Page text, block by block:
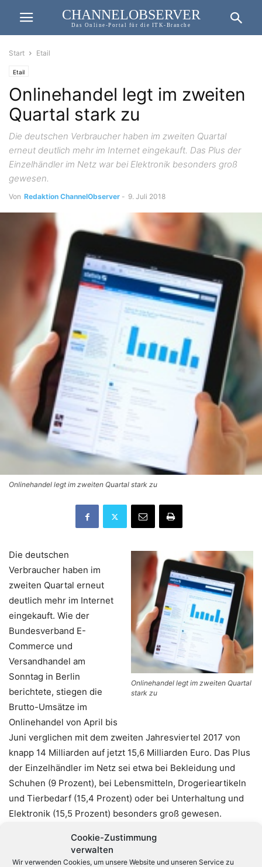
Cookie-Zustimmung
verwalten
Wir verwenden Cookies, um unsere Website und unseren Service zu
CHANNELOBSERVER
Das Online-Portal für die ITK-Branche
Start Etail
Etail
Onlinehandel legt im zweiten
Quartal stark zu
Die deutschen Verbraucher haben im zweiten Quartal
erneut deutlich mehr im Internet eingekauft. Das Plus der
Einzelhändler im Netz war bei Elektronik besonders groß
gewesen.
Von Redaktion ChannelObserver - 9. Juli 2018
Onlinehandel legt im zweiten Quartal stark zu
Onlinehandel legt im zweiten Quartal
stark zu
Die deutschen
Verbraucher haben im
zweiten Quartal erneut
deutlich mehr im Internet
eingekauft. Wie der
Bundesverband E-
Commerce und
Versandhandel am
Sonntag in Berlin
berichtete, stiegen die
Brutto-Umsätze im
Onlinehandel von April bis
Juni verglichen mit dem zweiten Jahresviertel 2017 von
knapp 14 Milliarden auf jetzt 15,6 Milliarden Euro. Das Plus
der Einzelhändler im Netz sei etwa bei Bekleidung und
Schuhen (9 Prozent), bei Lebensmitteln, Drogerieartikeln
und Tierbedarf (15,4 Prozent) oder bei Unterhaltung und
Elektronik (15,5 Prozent) besonders groß gewesen.
Verbraucherstudie. (dpa)